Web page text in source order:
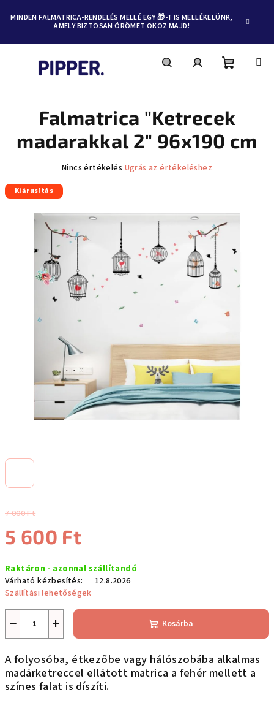
tartalomhoz
MINDEN FALMATRICA-RENDELÉS MELLÉ EGY 🎁-T IS MELLÉKELÜNK,
AMELY BIZTOSAN ÖRÖMET OKOZ MAJD!
7 000 Ft
5 600 Ft
Raktáron - azonnal szállítandó
Várható kézbesítés:
12.8.2026
Szállítási lehetőségek
+
− Kosárba
A folyosóba, étkezőbe vagy hálószobába alkalmas
madárketreccel ellátott matrica a fehér mellett a
színes falat is díszíti.
Falmatrica "Ketrecek
madarakkal 2" 96x190 cm
A
átlagos
5-
ből
0,0
csillag.
Nincs értékelés Ugrás az értékeléshez
Kiárusítás